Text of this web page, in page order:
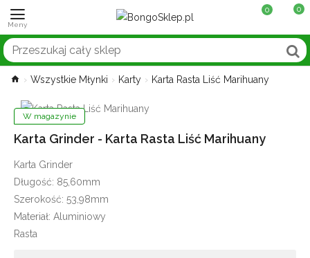
0 0
Wszystkie Młynki Karty Karta Rasta Liść Marihuany
W magazynie
Karta Grinder - Karta Rasta Liść Marihuany
Karta Grinder
Długość: 85,60mm
Szerokość: 53,98mm
Materiał: Aluminiowy
Rasta